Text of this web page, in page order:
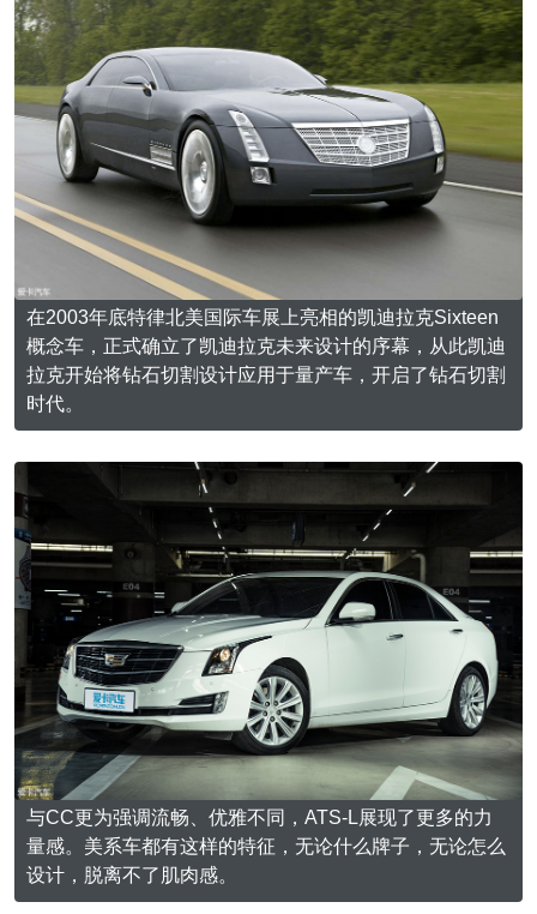
在2003年底特律北美国际车展上亮相的凯迪拉克Sixteen
概念车，正式确立了凯迪拉克未来设计的序幕，从此凯迪
拉克开始将钻石切割设计应用于量产车，开启了钻石切割
时代。
与CC更为强调流畅、优雅不同，ATS-L展现了更多的力
量感。美系车都有这样的特征，无论什么牌子，无论怎么
设计，脱离不了肌肉感。